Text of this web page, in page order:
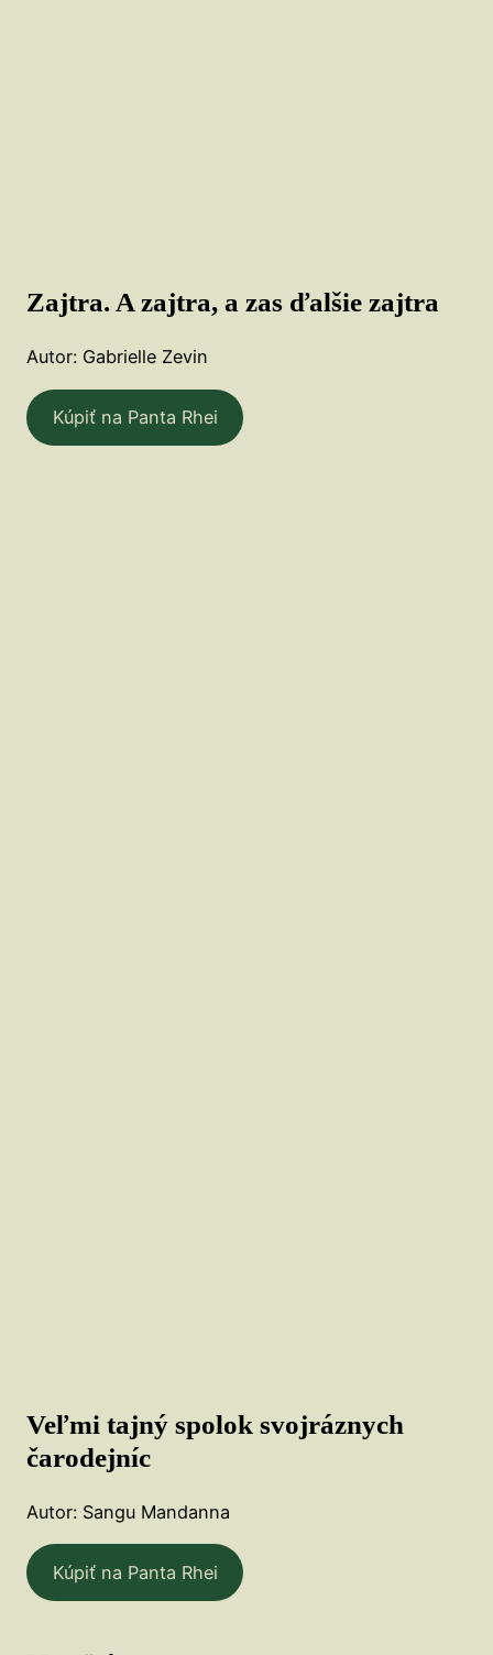
Zajtra. A zajtra, a zas ďalšie zajtra
Autor: Gabrielle Zevin
Kúpiť na Panta Rhei
Veľmi tajný spolok svojráznych
čarodejníc
Autor: Sangu Mandanna
Kúpiť na Panta Rhei